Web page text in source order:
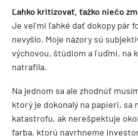
Ľahko kritizovať, ťažko niečo
Je veľmi ľahké dať dokopy pár
nevyšlo. Moje názory sú
výchovou, štúdiom a ľuďmi, na
natrafila.
Na jednom sa ale zhodnúť
ktorý je dokonalý na papieri, sa
katastrofu, ak nerešpektuje
farba, ktorú navrhneme